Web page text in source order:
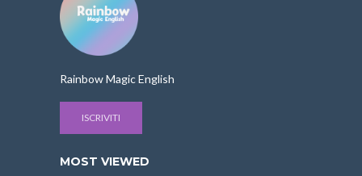
Rainbow Magic English
ISCRIVITI
MOST VIEWED